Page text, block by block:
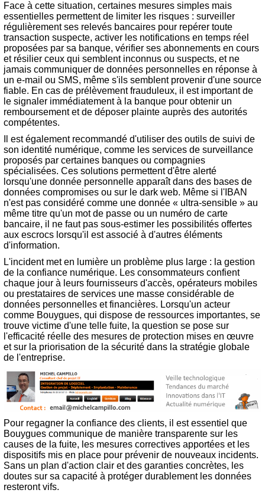
Face à cette situation, certaines mesures simples mais
essentielles permettent de limiter les risques : surveiller
régulièrement ses relevés bancaires pour repérer toute
transaction suspecte, activer les notifications en temps réel
proposées par sa banque, vérifier ses abonnements en cours
et résilier ceux qui semblent inconnus ou suspects, et ne
jamais communiquer de données personnelles en réponse à
un e-mail ou SMS, même s'ils semblent provenir d'une source
fiable. En cas de prélèvement frauduleux, il est important de
le signaler immédiatement à la banque pour obtenir un
remboursement et de déposer plainte auprès des autorités
compétentes.
Il est également recommandé d'utiliser des outils de suivi de
son identité numérique, comme les services de surveillance
proposés par certaines banques ou compagnies
spécialisées. Ces solutions permettent d'être alerté
lorsqu'une donnée personnelle apparaît dans des bases de
données compromises ou sur le dark web. Même si l'IBAN
n'est pas considéré comme une donnée « ultra-sensible » au
même titre qu'un mot de passe ou un numéro de carte
bancaire, il ne faut pas sous-estimer les possibilités offertes
aux escrocs lorsqu'il est associé à d'autres éléments
d'information.
L'incident met en lumière un problème plus large : la gestion
de la confiance numérique. Les consommateurs confient
chaque jour à leurs fournisseurs d'accès, opérateurs mobiles
ou prestataires de services une masse considérable de
données personnelles et financières. Lorsqu'un acteur
comme Bouygues, qui dispose de ressources importantes, se
trouve victime d'une telle fuite, la question se pose sur
l'efficacité réelle des mesures de protection mises en œuvre
et sur la priorisation de la sécurité dans la stratégie globale
de l'entreprise.
Pour regagner la confiance des clients, il est essentiel que
Bouygues communique de manière transparente sur les
causes de la fuite, les mesures correctives apportées et les
dispositifs mis en place pour prévenir de nouveaux incidents.
Sans un plan d'action clair et des garanties concrètes, les
doutes sur sa capacité à protéger durablement les données
resteront vifs.